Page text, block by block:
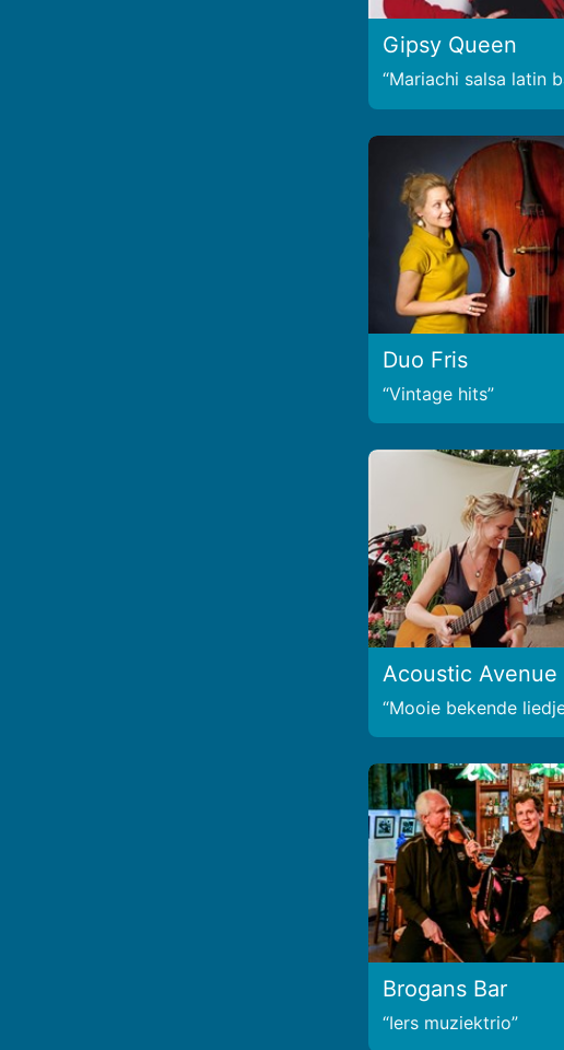
Gipsy Queen
Mariachi salsa latin
Duo Fris
Vintage hits
Acoustic Avenue
Mooie bekende
Brogans Bar
Iers muziektrio